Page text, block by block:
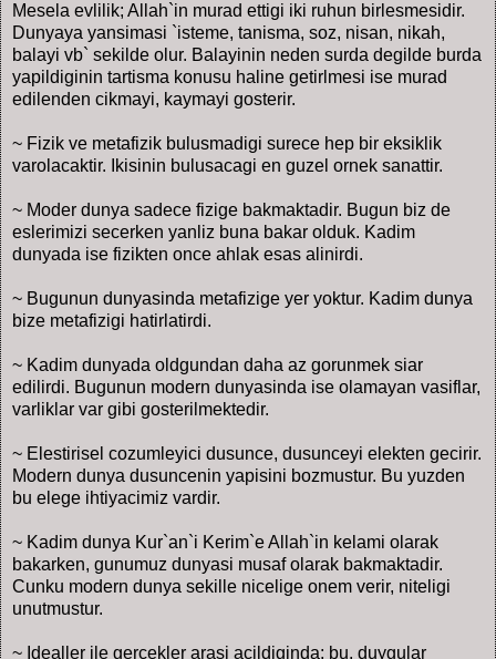
Mesela evlilik; Allah`in murad ettigi iki ruhun birlesmesidir.
Dunyaya yansimasi `isteme, tanisma, soz, nisan, nikah,
balayi vb` sekilde olur. Balayinin neden surda degilde burda
yapildiginin tartisma konusu haline getirlmesi ise murad
edilenden cikmayi, kaymayi gosterir.
~ Fizik ve metafizik bulusmadigi surece hep bir eksiklik
varolacaktir. Ikisinin bulusacagi en guzel ornek sanattir.
~ Moder dunya sadece fizige bakmaktadir. Bugun biz de
eslerimizi secerken yanliz buna bakar olduk. Kadim
dunyada ise fizikten once ahlak esas alinirdi.
~ Bugunun dunyasinda metafizige yer yoktur. Kadim dunya
bize metafizigi hatirlatirdi.
~ Kadim dunyada oldgundan daha az gorunmek siar
edilirdi. Bugunun modern dunyasinda ise olamayan vasiflar,
varliklar var gibi gosterilmektedir.
~ Elestirisel cozumleyici dusunce, dusunceyi elekten gecirir.
Modern dunya dusuncenin yapisini bozmustur. Bu yuzden
bu elege ihtiyacimiz vardir.
~ Kadim dunya Kur`an`i Kerim`e Allah`in kelami olarak
bakarken, gunumuz dunyasi musaf olarak bakmaktadir.
Cunku modern dunya sekille nicelige onem verir, niteligi
unutmustur.
~ Idealler ile gercekler arasi acildiginda; bu, duygular